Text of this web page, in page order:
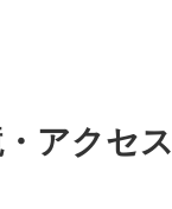
アクセス